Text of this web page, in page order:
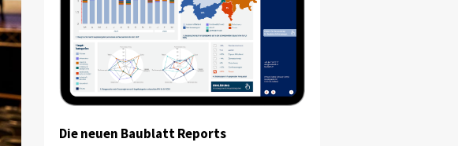
Die neuen Baublatt Reports